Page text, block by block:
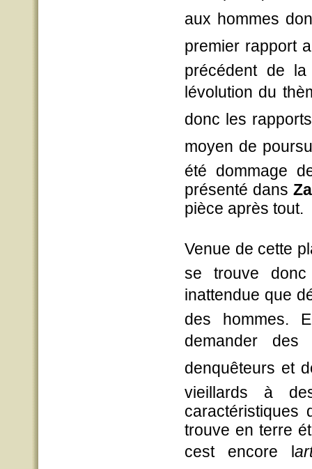
aux hommes
premier rapport
précédent de
lévolution du
donc les
moyen de
été dommage
présenté dans
pièce après tout.
Venue de cette
se trouve
inattendue que
des hommes.
demander des
denquêteurs et
vieillards à
caractéristiques
trouve en terre
cest encore l